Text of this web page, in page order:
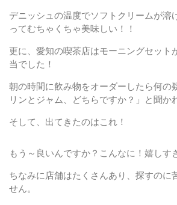
デニッシュの温度でソフトクリームが溶
ってむちゃくちゃ美味しい！！
更に、愛知の喫茶店はモーニングセット
当でした！
朝の時間に飲み物をオーダーしたら何の
リンとジャム、どちらですか？」
と聞か
そして、出てきたのはこれ！
もう～良いんですか？こんなに！ 嬉しす
ちなみに店舗はたくさんあり、探すのに
せん。